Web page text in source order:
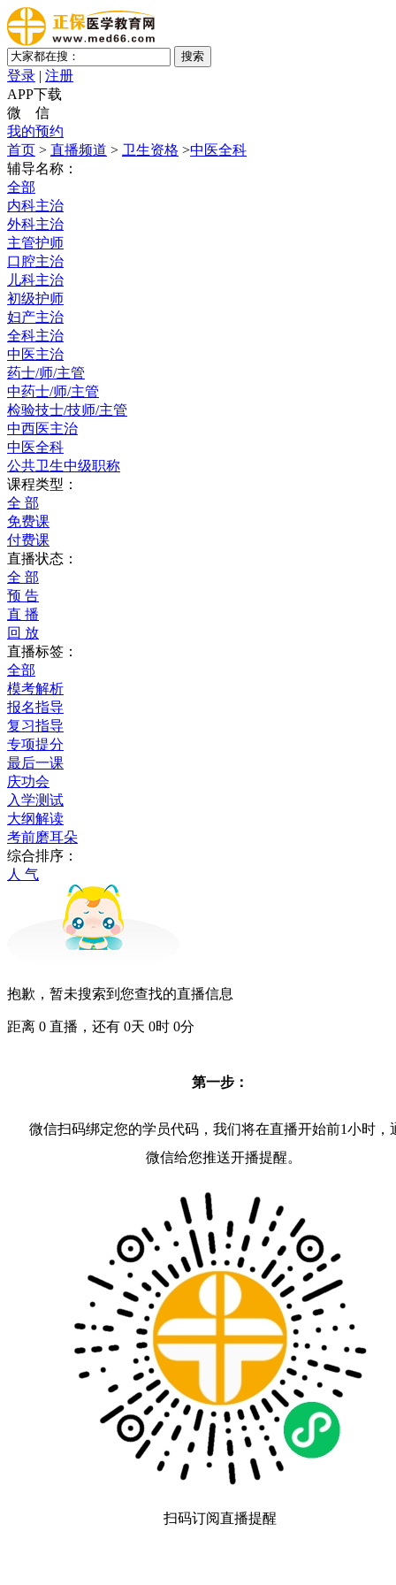
登录 | 注册
APP下载
微 信
我的预约
首页 > 直播频道 > 卫生资格 >中医全科
辅导名称：
全部
内科主治
外科主治
主管护师
口腔主治
儿科主治
初级护师
妇产主治
全科主治
中医主治
药士/师/主管
中药士/师/主管
检验技士/技师/主管
中西医主治
中医全科
公共卫生中级职称
课程类型：
全 部
免费课
付费课
直播状态：
全 部
预 告
直 播
回 放
直播标签：
全部
模考解析
报名指导
复习指导
专项提分
最后一课
庆功会
入学测试
大纲解读
考前磨耳朵
综合排序：
人 气
抱歉，暂未搜索到您查找的直播信息
距离 0 直播，还有 0天 0时 0分
第一步：
微信扫码绑定您的学员代码，我们将在直播开始前1小时，
微信给您推送开播提醒。
扫码订阅直播提醒